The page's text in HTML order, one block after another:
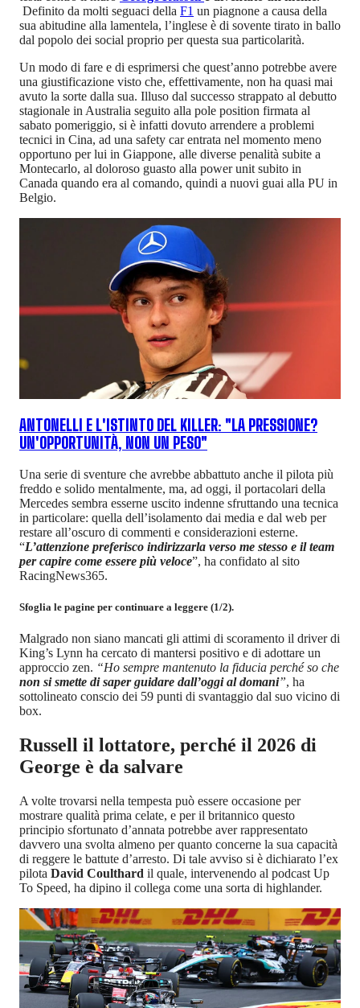
Definito da molti seguaci della F1 un piagnone a causa della
sua abitudine alla lamentela, l’inglese è di sovente tirato in ballo
dal popolo dei social proprio per questa sua particolarità.
Un modo di fare e di esprimersi che quest’anno potrebbe avere
una giustificazione visto che, effettivamente, non ha quasi mai
avuto la sorte dalla sua. Illuso dal successo strappato al debutto
stagionale in Australia seguito alla pole position firmata al
sabato pomeriggio, si è infatti dovuto arrendere a problemi
tecnici in Cina, ad una safety car entrata nel momento meno
opportuno per lui in Giappone, alle diverse penalità subite a
Montecarlo, al doloroso guasto alla power unit subito in
Canada quando era al comando, quindi a nuovi guai alla PU in
Belgio.
ANTONELLI E L'ISTINTO DEL KILLER: "LA PRESSIONE?
UN'OPPORTUNITÀ, NON UN PESO"
Una serie di sventure che avrebbe abbattuto anche il pilota più
freddo e solido mentalmente, ma, ad oggi, il portacolari della
Mercedes sembra esserne uscito indenne sfruttando una tecnica
in particolare: quella dell’isolamento dai media e dal web per
restare all’oscuro di commenti e considerazioni esterne.
“L’attenzione preferisco indirizzarla verso me stesso e il team
per capire come essere più veloce”, ha confidato al sito
RacingNews365.
Sfoglia le pagine per continuare a leggere (1/2).
Malgrado non siano mancati gli attimi di scoramento il driver di
King’s Lynn ha cercato di mantersi positivo e di adottare un
approccio zen. “Ho sempre mantenuto la fiducia perché so che
non si smette di saper guidare dall’oggi al domani”, ha
sottolineato conscio dei 59 punti di svantaggio dal suo vicino di
box.
Russell il lottatore, perché il 2026 di
George è da salvare
A volte trovarsi nella tempesta può essere occasione per
mostrare qualità prima celate, e per il britannico questo
principio sfortunato d’annata potrebbe aver rappresentato
davvero una svolta almeno per quanto concerne la sua capacità
di reggere le battute d’arresto. Di tale avviso si è dichiarato l’ex
pilota David Coulthard il quale, intervenendo al podcast Up
To Speed, ha dipino il collega come una sorta di highlander.